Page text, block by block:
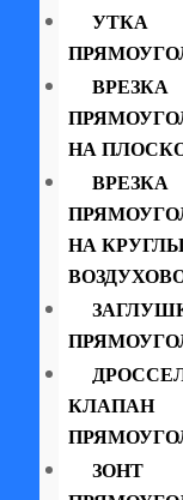
УТКА
ВРЕЗКА
НА
ВРЕЗКА
НА
КЛАПАН
ЗОНТ